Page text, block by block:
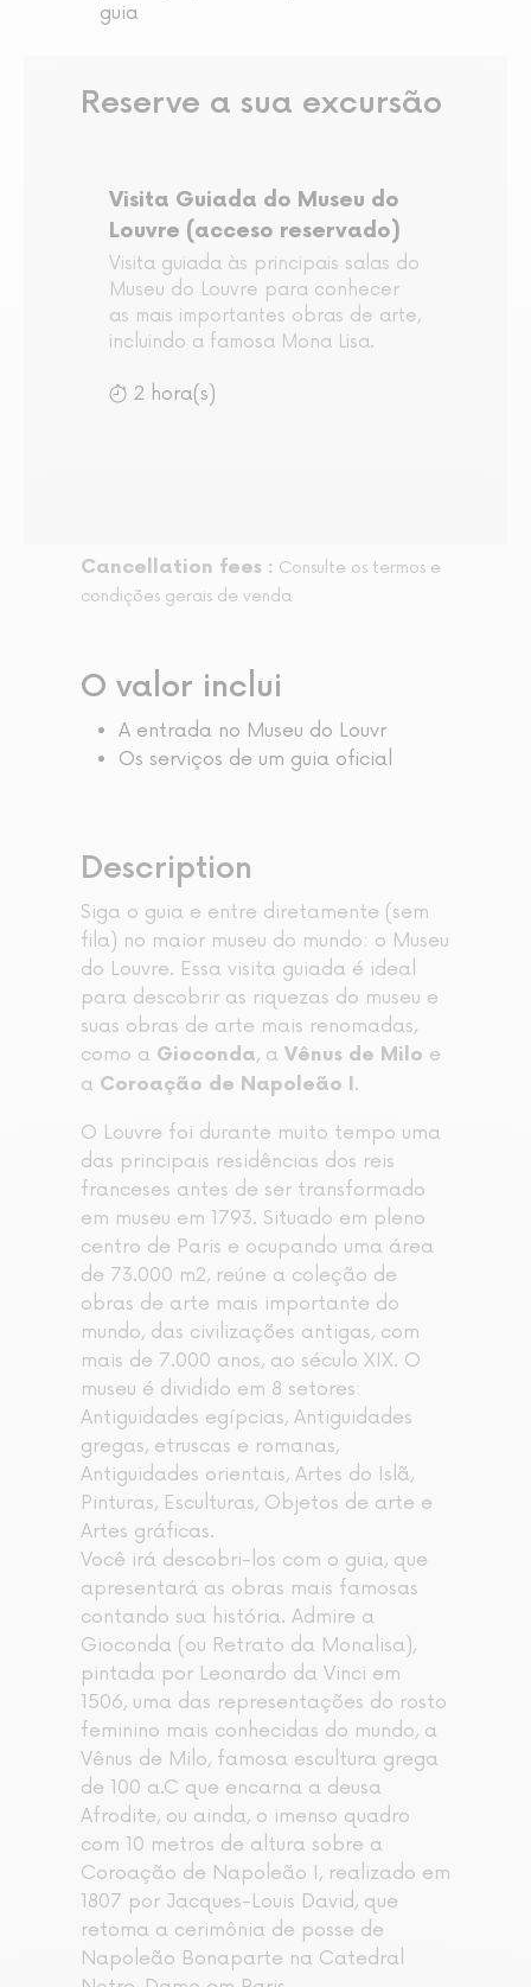
guia
Reserve a sua excursão
Visita Guiada do Museu do
Louvre (acceso reservado)
Visita guiada às principais salas do
Museu do Louvre para conhecer
as mais importantes obras de arte,
incluindo a famosa Mona Lisa.
2 hora(s)
Cancellation fees : Consulte os termos e
condições gerais de venda
O valor inclui
A entrada no Museu do Louvr
Os serviços de um guia oficial
Description
Siga o guia e entre diretamente (sem
fila) no maior museu do mundo: o Museu
do Louvre. Essa visita guiada é ideal
para descobrir as riquezas do museu e
suas obras de arte mais renomadas,
como a Gioconda, a Vênus de Milo e
a Coroação de Napoleão I.
O Louvre foi durante muito tempo uma
das principais residências dos reis
franceses antes de ser transformado
em museu em 1793. Situado em pleno
centro de Paris e ocupando uma área
de 73.000 m2, reúne a coleção de
obras de arte mais importante do
mundo, das civilizações antigas, com
mais de 7.000 anos, ao século XIX. O
museu é dividido em 8 setores:
Antiguidades egípcias, Antiguidades
gregas, etruscas e romanas,
Antiguidades orientais, Artes do Islã,
Pinturas, Esculturas, Objetos de arte e
Artes gráficas.
Você irá descobri-los com o guia, que
apresentará as obras mais famosas
contando sua história. Admire a
Gioconda (ou Retrato da Monalisa),
pintada por Leonardo da Vinci em
1506, uma das representações do rosto
feminino mais conhecidas do mundo, a
Vênus de Milo, famosa escultura grega
de 100 a.C que encarna a deusa
Afrodite, ou ainda, o imenso quadro
com 10 metros de altura sobre a
Coroação de Napoleão I, realizado em
1807 por Jacques-Louis David, que
retoma a cerimônia de posse de
Napoleão Bonaparte na Catedral